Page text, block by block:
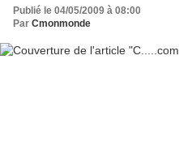
Publié le 04/05/2009 à 08:00
Par Cmonmonde